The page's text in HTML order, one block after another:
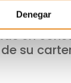
Denegar
en
su